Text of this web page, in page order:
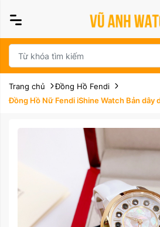
Trang chủ
Đồng Hồ Fendi
Đồng Hồ Nữ Fendi iShine Watch Bản dây